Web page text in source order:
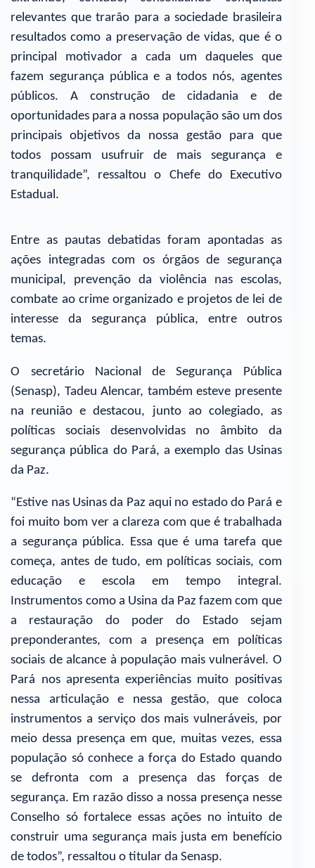
relevantes que trarão para a sociedade brasileira
resultados como a preservação de vidas, que é o
principal motivador a cada um daqueles que
fazem segurança pública e a todos nós, agentes
públicos. A construção de cidadania e de
oportunidades para a nossa população são um dos
principais objetivos da nossa gestão para que
todos possam usufruir de mais segurança e
tranquilidade”, ressaltou o Chefe do Executivo
Estadual.
Entre as pautas debatidas foram apontadas as
ações integradas com os órgãos de segurança
municipal, prevenção da violência nas escolas,
combate ao crime organizado e projetos de lei de
interesse da segurança pública, entre outros
temas.
O secretário Nacional de Segurança Pública
(Senasp), Tadeu Alencar, também esteve presente
na reunião e destacou, junto ao colegiado, as
políticas sociais desenvolvidas no âmbito da
segurança pública do Pará, a exemplo das Usinas
da Paz.
“Estive nas Usinas da Paz aqui no estado do Pará e
foi muito bom ver a clareza com que é trabalhada
a segurança pública. Essa que é uma tarefa que
começa, antes de tudo, em políticas sociais, com
educação e escola em tempo integral.
Instrumentos como a Usina da Paz fazem com que
a restauração do poder do Estado sejam
preponderantes, com a presença em políticas
sociais de alcance à população mais vulnerável. O
Pará nos apresenta experiências muito positivas
nessa articulação e nessa gestão, que coloca
instrumentos a serviço dos mais vulneráveis, por
meio dessa presença em que, muitas vezes, essa
população só conhece a força do Estado quando
se defronta com a presença das forças de
segurança. Em razão disso a nossa presença nesse
Conselho só fortalece essas ações no intuito de
construir uma segurança mais justa em benefício
de todos”, ressaltou o titular da Senasp.